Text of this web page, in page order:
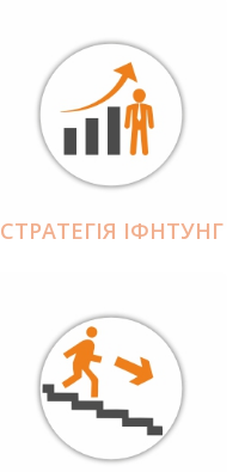
СТРАТЕГІЯ ІФНТУНГ